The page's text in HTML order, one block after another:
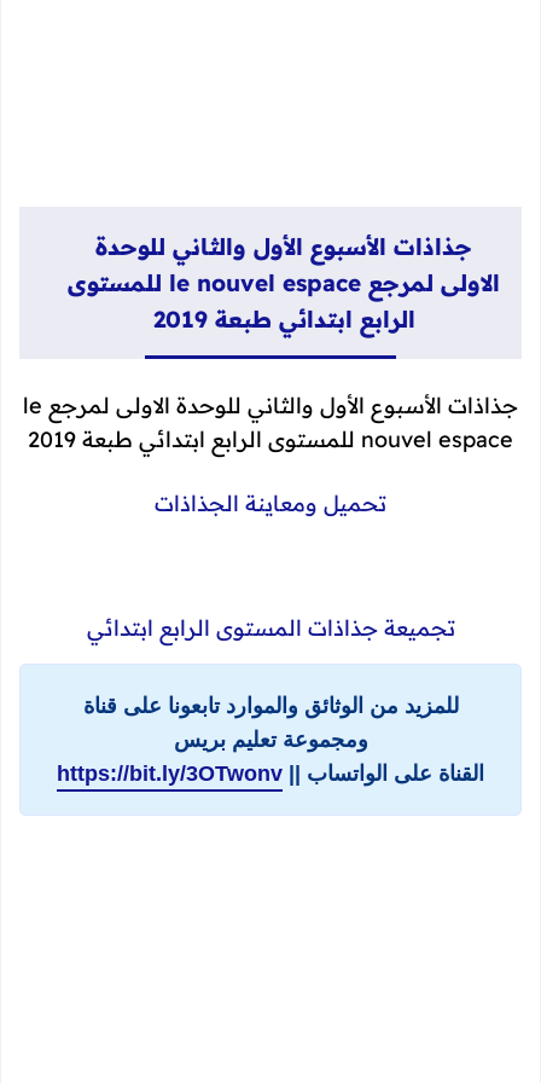
جذاذات الأسبوع الأول والثاني للوحدة
الاولى لمرجع le nouvel espace للمستوى
الرابع ابتدائي طبعة 2019
جذاذات الأسبوع الأول والثاني للوحدة الاولى لمرجع le
nouvel espace للمستوى الرابع ابتدائي طبعة 2019
تحميل ومعاينة الجذاذات
تجميعة جذاذات المستوى الرابع ابتدائي
للمزيد من الوثائق والموارد تابعونا على قناة
ومجموعة تعليم بريس
القناة على الواتساب || https://bit.ly/3OTwonv